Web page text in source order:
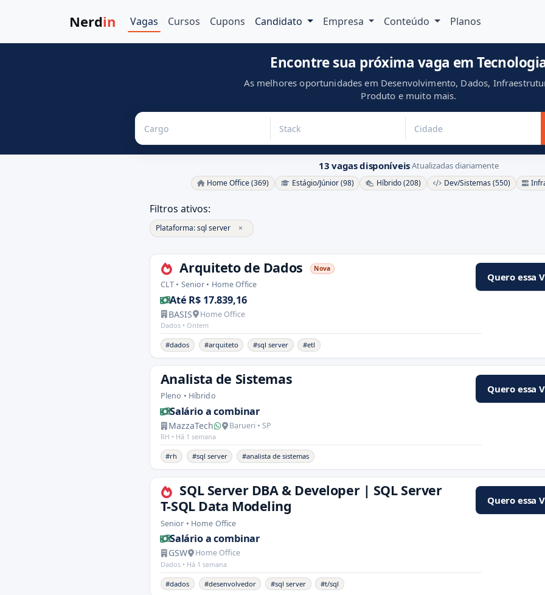
Nerdin Vagas Cursos Cupons Candidato Empresa Conteúdo Planos
Encontre sua próxima vaga em
As melhores oportunidades em Desenvolvimento, Dados,
Produto e muito mais.
13 vagas disponíveis·Atualizadas diariamente
Home Office (369) Estágio/Júnior (98) Híbrido (208) Dev/Sistemas (550)
Filtros ativos:
Plataforma: sql server ×
Arquiteto de Dados Nova
CLT • Senior • Home Office
Até R$ 17.839,16
BASIS Home Office
Dados • Ontem
#dados #arquiteto #sql server #etl
Quero essa
Analista de Sistemas
Pleno • Híbrido
Salário a combinar
MazzaTech Barueri • SP
RH • Há 1 semana
#rh #sql server #analista de sistemas
Quero essa
SQL Server DBA & Developer | SQL Server
T-SQL Data Modeling
Senior • Home Office
Salário a combinar
GSW Home Office
Dados • Há 1 semana
#dados #desenvolvedor #sql server #t/sql
Quero essa